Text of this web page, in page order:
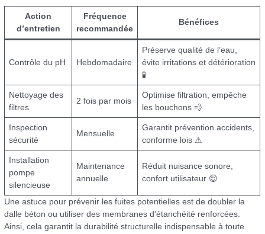
Action
d’entretien
Fréquence
recommandée
Bénéfices
Contrôle du pH Hebdomadaire
Préserve qualité de l’eau,
évite irritations et détérioration
🧪
Nettoyage des
filtres
2 fois par mois
Optimise filtration, empêche
les bouchons 💨
Inspection
sécurité
Mensuelle
Garantit prévention accidents,
conforme lois ⚠
Installation
pompe
silencieuse
Maintenance
annuelle
Réduit nuisance sonore,
confort utilisateur 😌
Une astuce pour prévenir les fuites potentielles est de doubler la
dalle béton ou utiliser des membranes d’étanchéité renforcées.
Ainsi, cela garantit la durabilité structurelle indispensable à toute